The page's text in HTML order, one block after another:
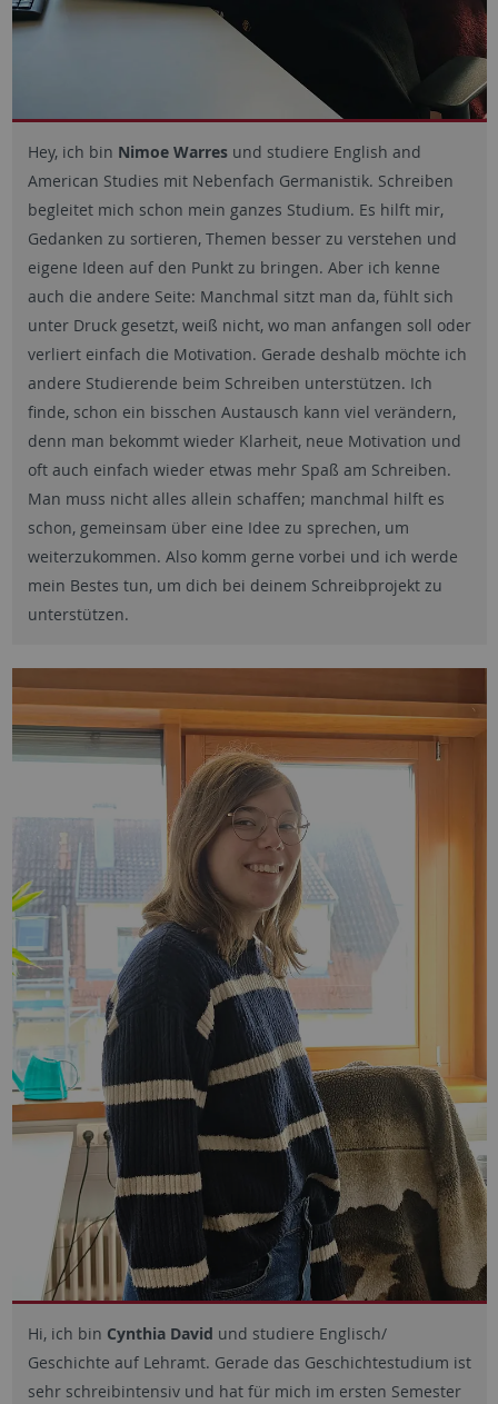
Hey, ich bin Nimoe Warresund studiere English and
American Studies mit Nebenfach Germanistik. Schreiben
begleitet mich schon mein ganzes Studium. Es hilft mir,
Gedanken zu sortieren, Themen besser zu verstehen und
eigene Ideen auf den Punkt zu bringen. Aber ich kenne
auch die andere Seite: Manchmal sitzt man da, fühlt sich
unter Druck gesetzt, weiß nicht, wo man anfangen soll oder
verliert einfach die Motivation. Gerade deshalb möchte ich
andere Studierende beim Schreiben unterstützen. Ich
finde, schon ein bisschen Austausch kann viel verändern,
denn man bekommt wieder Klarheit, neue Motivation und
oft auch einfach wieder etwas mehr Spaß am Schreiben.
Man muss nicht alles allein schaffen; manchmal hilft es
schon, gemeinsam über eine Idee zu sprechen, um
weiterzukommen. Also komm gerne vorbei und ich werde
mein Bestes tun, um dich bei deinem Schreibprojekt zu
unterstützen.
Hi, ich bin Cynthia David und studiere Englisch/
Geschichte auf Lehramt. Gerade das Geschichtestudium ist
sehr schreibintensiv und hat für mich im ersten Semester